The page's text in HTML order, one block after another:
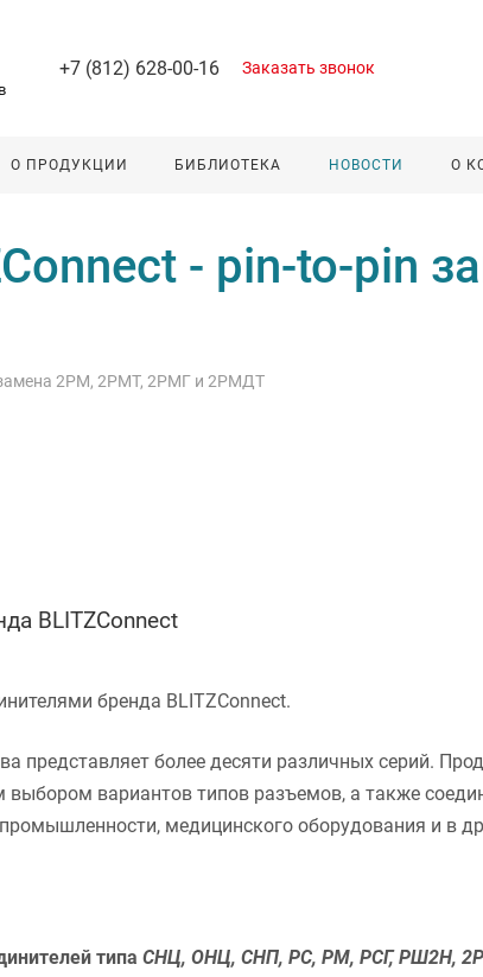
+7 (812) 628-00-16 Заказать звонок
О ПРОДУКЦИИ БИБЛИОТЕКА НОВОСТИ О
- pin-to-pin
замена 2РМ, 2РМТ, 2РМГ и 2РМДТ
BLITZConnect
бренда BLITZConnect.
представляет более десяти различных серий.
вариантов типов разъемов, а также
медицинского оборудования и в
типа СНЦ, ОНЦ, СНП, РС, РМ, РСГ, РШ2Н, 2РТ,